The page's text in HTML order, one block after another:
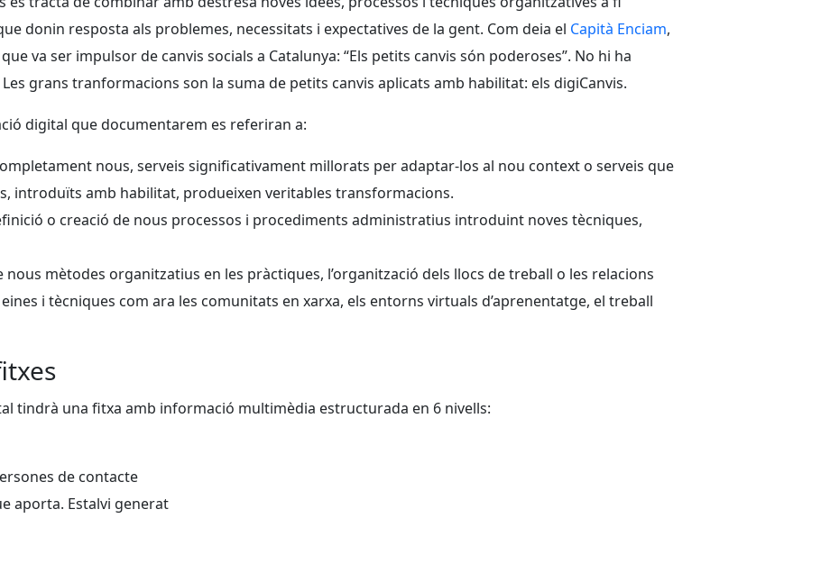
donin resposta als problemes, necessitats i expectatives de la gent. Com deia el Capità Enciam,
va ser impulsor de canvis socials a Catalunya: “Els petits canvis són poderoses”. No hi ha
grans tranformacions son la suma de petits canvis aplicats amb habilitat: els digiCanvis.
digital que documentarem es referiran a:
nous, serveis significativament millorats per adaptar-los al nou context o serveis que
introduïts amb habilitat, produeixen veritables transformacions.
o creació de nous processos i procediments administratius introduint noves tècniques,
mètodes organitzatius en les pràctiques, l’organització dels llocs de treball o les relacions
i tècniques com ara les comunitats en xarxa, els entorns virtuals d’aprenentatge, el treball
tindrà una fitxa amb informació multimèdia estructurada en 6 nivells:
de contacte
aporta. Estalvi generat